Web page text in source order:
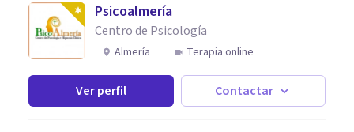
Psicoalmería
Centro de Psicología
Almería Terapia online
Ver perfil Contactar